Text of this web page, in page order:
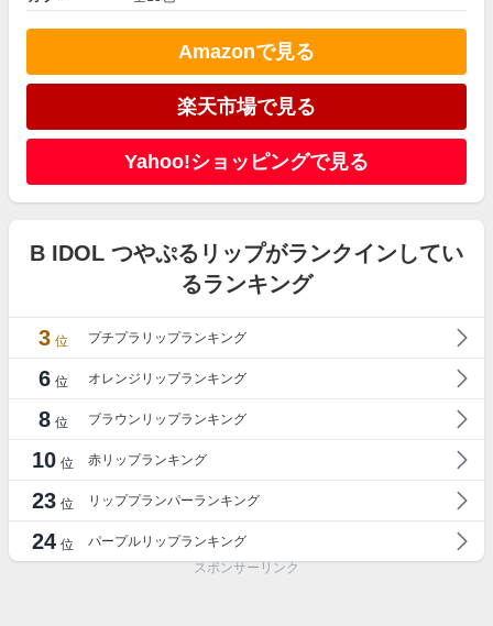
Amazonで見る
楽天市場で見る
Yahoo!ショッピングで見る
B IDOL つやぷるリップがランクインしてい
るランキング
3 位 プチプラリップランキング
6 位 オレンジリップランキング
8 位 ブラウンリップランキング
10 位 赤リップランキング
23 位 リッププランパーランキング
24 位
パープルリップランキング
スポンサーリンク